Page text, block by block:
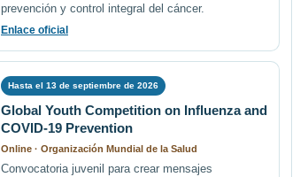
prevención y control integral del cáncer.
Enlace oficial
Hasta el 13 de septiembre de 2026
Global Youth Competition on Influenza and
COVID-19 Prevention
Online · Organización Mundial de la Salud
Convocatoria juvenil para crear mensajes